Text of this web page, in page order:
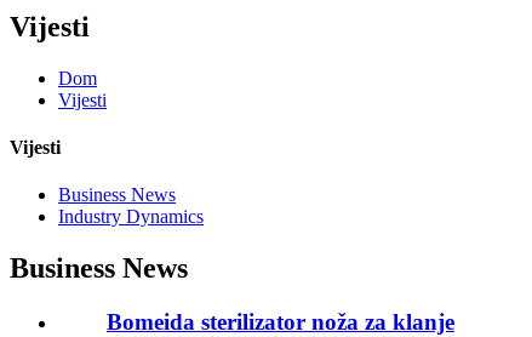
Vijesti
Dom
Vijesti
Vijesti
Business News
Industry Dynamics
Business News
Bomeida sterilizator noža za klanje